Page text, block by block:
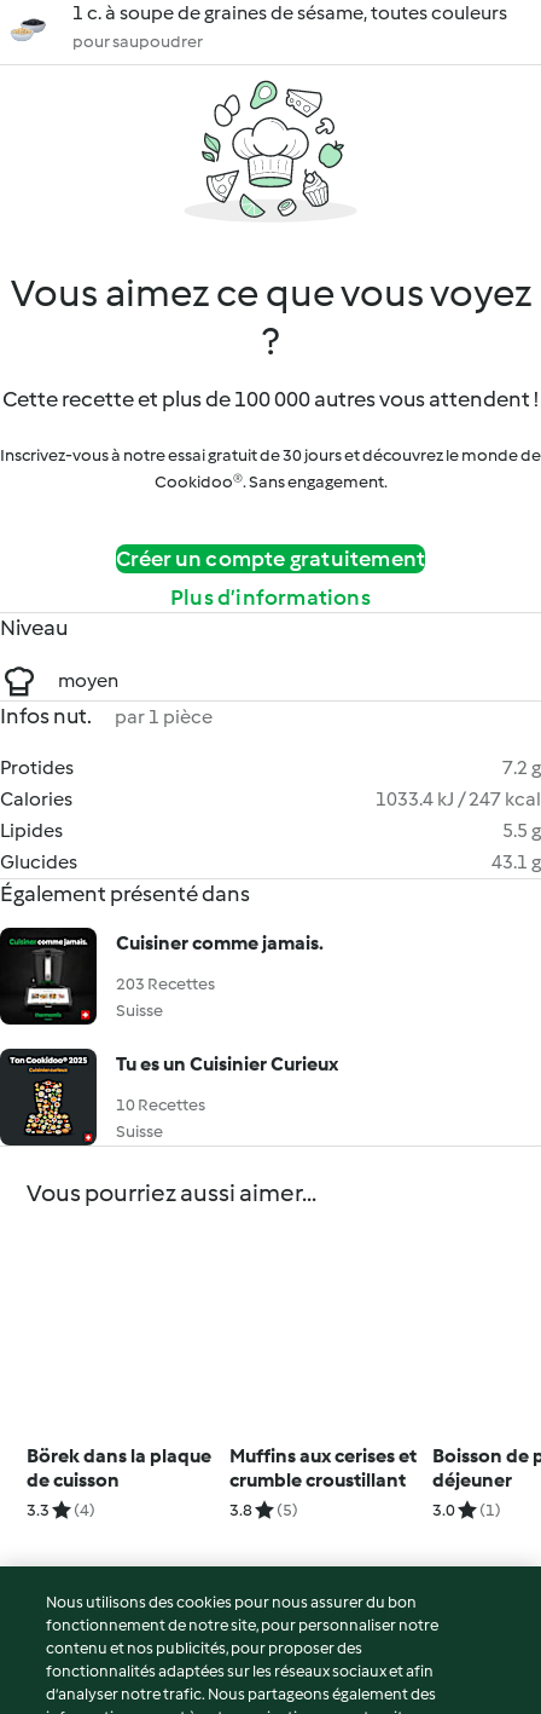
1 c. à soupe de graines de sésame, toutes couleurs
pour saupoudrer
Vous aimez ce que vous voyez
?
Cette recette et plus de 100 000 autres vous attendent !
Inscrivez-vous à notre essai gratuit de 30 jours et découvrez le monde de
Cookidoo®. Sans engagement.
Créer un compte gratuitement
Plus d’informations
Niveau
moyen
Infos nut. par 1 pièce
Protides
7.2 g
Calories
1033.4 kJ / 247 kcal
Lipides
5.5 g
Glucides
43.1 g
Également présenté dans
Cuisiner comme jamais.
203 Recettes
Suisse
Tu es un Cuisinier Curieux
10 Recettes
Suisse
Vous pourriez aussi aimer...
Börek dans la plaque
de cuisson
3.3 (4)
Muffins aux cerises et
crumble croustillant
3.8 (5)
Boisson de
déjeuner
3.0 (1)
© Copyright 2026
Conditions d'utilisation
Politique de confidentialité
Nous utilisons des cookies pour nous assurer du bon
fonctionnement de notre site, pour personnaliser notre
contenu et nos publicités, pour proposer des
fonctionnalités adaptées sur les réseaux sociaux et afin
d’analyser notre trafic. Nous partageons également des